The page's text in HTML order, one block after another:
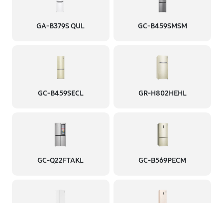
GA-B379S QUL GC-B459SMSM
GC-B459SECL GR-H802HEHL
GC-Q22FTAKL GC-B569PECM